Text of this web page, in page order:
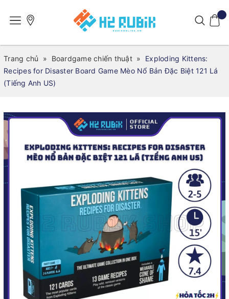
Trang chủ » Boardgame chiến thuật »
Exploding Kittens:
Recipes for Disaster Board Game Mèo Nổ Bản Đặc Biệt 121 Lá
(Tiếng Anh US)